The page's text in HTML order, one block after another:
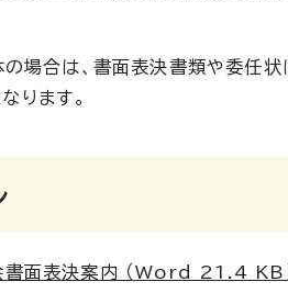
合は、書面表決書類や委任状
ります。
会書面表決案内 （Word 21.4 KB